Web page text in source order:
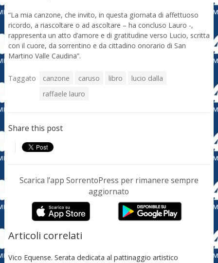
“La mia canzone, che invito, in questa giornata di affettuoso
ricordo, a riascoltare o ad ascoltare – ha concluso Lauro -,
rappresenta un atto d’amore e di gratitudine verso Lucio, scritta
con il cuore, da sorrentino e da cittadino onorario di San
Martino Valle Caudina”.
Taggato canzone caruso libro
lucio dalla
raffaele lauro
Share this post
Scarica l’app SorrentoPress per rimanere sempre
aggiornato
Articoli correlati
Vico Equense. Serata dedicata al pattinaggio artistico